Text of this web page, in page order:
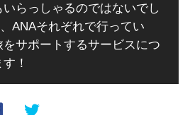
らっしゃるのではないでし
ANAそれぞれで行ってい
サポートするサービスにつ
！